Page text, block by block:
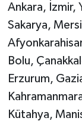
Ankara, İzmir,
Sakarya,
Bolu,
Erzurum,
Kütahya,